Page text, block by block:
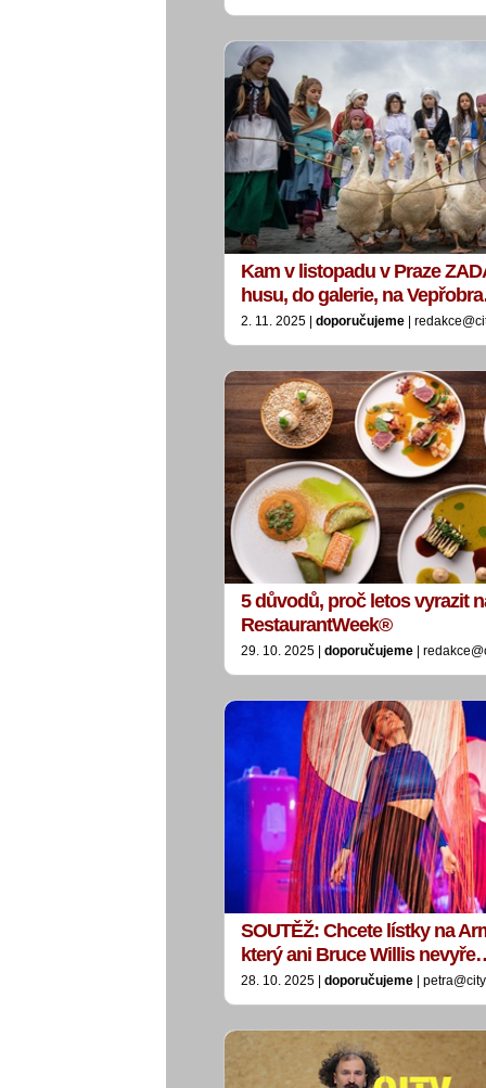
Kam v listopadu v Praze
husu, do galerie, na
2. 11. 2025 | doporučujeme |
5 důvodů, proč letos vyrazit
RestaurantWeek®
29. 10. 2025 | doporučujeme |
SOUTĚŽ: Chcete lístky na
který ani Bruce Willis
28. 10. 2025 | doporučujeme |